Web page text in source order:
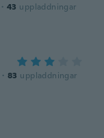
· 43 uppladdningar
· 83 uppladdningar